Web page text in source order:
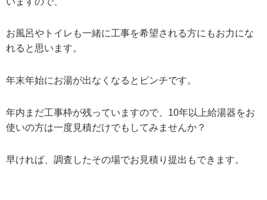
お風呂やトイレも一緒に工事を希望される方にもお力にな
れると思います。
年末年始にお湯が出なくなるとピンチです。
年内まだ工事枠が残っていますので、10年以上給湯器をお
使いの方は一度見積だけでもしてみませんか？
早ければ、調査したその場でお見積り提出もできます。